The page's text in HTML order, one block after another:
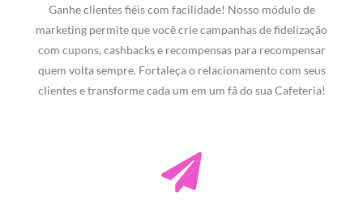
Ganhe clientes fiéis com facilidade! Nosso módulo de
marketing permite que você crie campanhas de fidelização
com cupons, cashbacks e recompensas para recompensar
quem volta sempre. Fortaleça o relacionamento com seus
clientes e transforme cada um em um fã do sua Cafeteria!